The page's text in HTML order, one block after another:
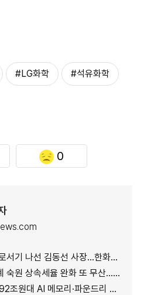
#LG화학 #석유화학
0
김동선 사장...한화M&S 향후 과제는?
화 또 무산...국내생산·석화 세제지원 실효성 의문
리·파운드리 협력...차세대 HBM 경쟁력 입증